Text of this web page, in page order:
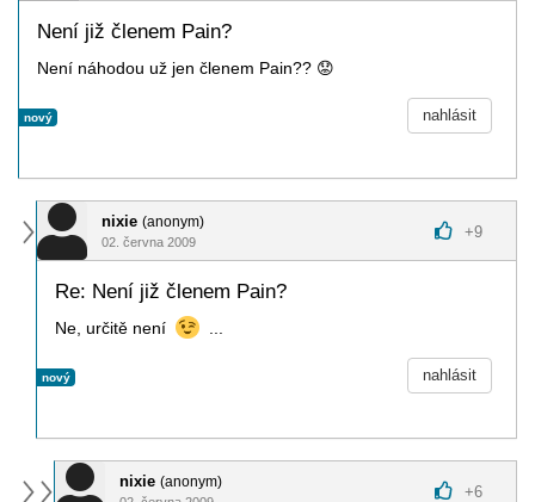
Není již členem Pain?
Není náhodou už jen členem Pain?? 😟
nový nahlásit
nixie (anonym)
02. června 2009
+9
Re: Není již členem Pain?
Ne, určitě není
nový nahlásit
nixie (anonym)
+6